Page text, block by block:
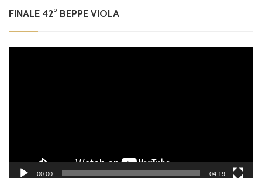
FINALE 42° BEPPE VIOLA
00:00 04:19